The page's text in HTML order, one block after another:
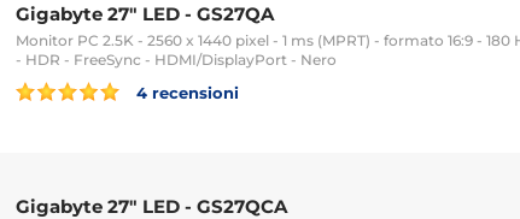
Gigabyte 27" LED - GS27QA
Monitor PC 2.5K - 2560 x 1440 pixel - 1 ms (MPRT) - formato 16:9 - 180
- HDR - FreeSync - HDMI/DisplayPort - Nero
4 recensioni
Gigabyte 27" LED - GS27QCA